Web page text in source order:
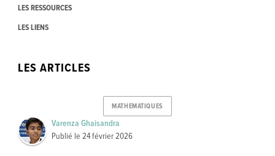
LES RESSOURCES
LES LIENS
LES ARTICLES
MATHEMATIQUES
Varenza Ghaisandra
Publié le 24 février 2026